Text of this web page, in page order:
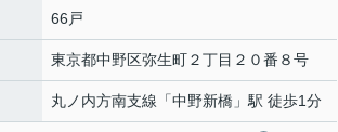
66戸
東京都中野区弥生町２丁目２０番８号
丸ノ内方南支線 「中野新橋 」駅 徒歩1分